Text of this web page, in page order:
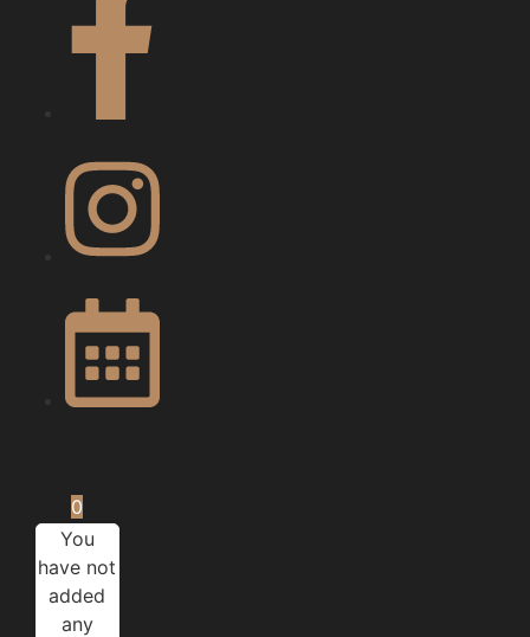
0
You
have not
added
any